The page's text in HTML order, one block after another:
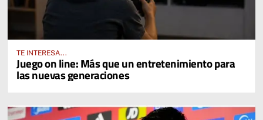
TE INTERESA...
Juego on line: Más que un entretenimiento para
las nuevas generaciones